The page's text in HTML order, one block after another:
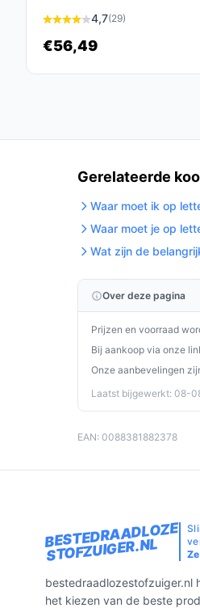
zwaardere
geschikt voor
stofbak zonder
Waar let je op
Gebruik & tips
Veilige, praktische
Gebruik de
Controleer
Maak na
te vermijden.
Bewaar het
componenten
Laad accu's
verkrijgbaar).
Installatie & eerste
Concrete checks
Controleer of
gewenste
Lees de
4,7(29)
€56,49
Gerelateerde
Waar moet ik op
Waar moet je op
Wat zijn de
Over deze pagina
Prijzen en voorraad
Bij aankoop via onze
Onze aanbevelingen
Laatst bijgewerkt: 08-
EAN: 0088381882378
BESTEDRAADLOZE
STOFZUIGER.NL
bestedraadlozestofzuiger.nl
het kiezen van de beste